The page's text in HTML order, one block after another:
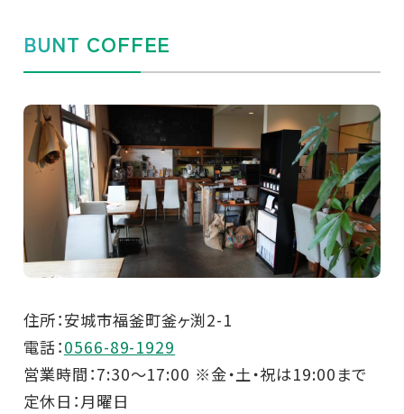
BUNT COFFEE
住所：安城市福釜町釜ヶ渕2-1
電話：0566-89-1929
営業時間：7:30～17:00 ※金・土・祝は19:00まで
定休日：月曜日